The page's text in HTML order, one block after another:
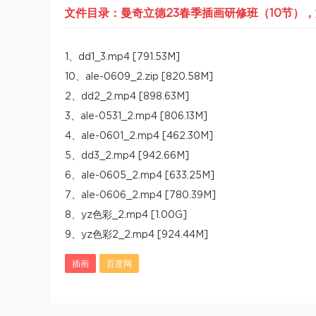
文件目录：曼奇立德23春季插画研修班（10节）
1、dd1_3.mp4 [791.53M]
10、ale-0609_2.zip [820.58M]
2、dd2_2.mp4 [898.63M]
3、ale-0531_2.mp4 [806.13M]
4、ale-0601_2.mp4 [462.30M]
5、dd3_2.mp4 [942.66M]
6、ale-0605_2.mp4 [633.25M]
7、ale-0606_2.mp4 [780.39M]
8、yz色彩_2.mp4 [1.00G]
9、yz色彩2_2.mp4 [924.44M]
插画 百度网